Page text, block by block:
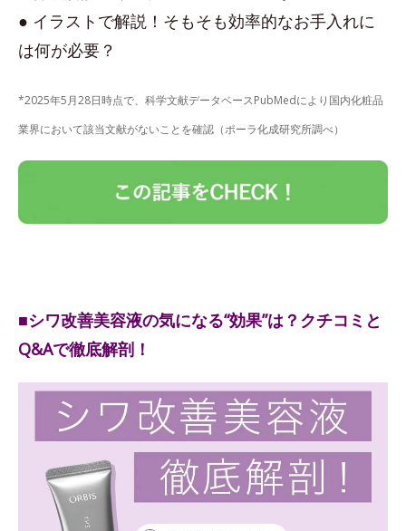
● イラストで解説！そもそも効率的なお手入れに
は何が必要？
*2025年5月28日時点で、科学文献データベースPubMedにより国内化粧品
業界において該当文献がないことを確認（ポーラ化成研究所調べ）
■シワ改善美容液の気になる“効果”は？クチコミと
Q&Aで徹底解剖！